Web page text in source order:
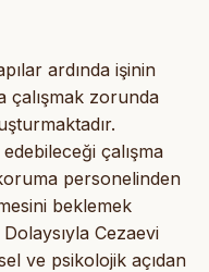
ardında işinin
çalışmak zorunda
çalışma
personelinden
beklemek
Cezaevi
ve psikolojik açıdan